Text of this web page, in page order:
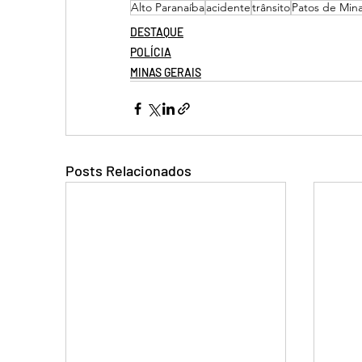
Alto ParanaíbaacidentetrânsitoPatos de
DESTAQUE
POLÍCIA
MINAS GERAIS
Posts Relacionados